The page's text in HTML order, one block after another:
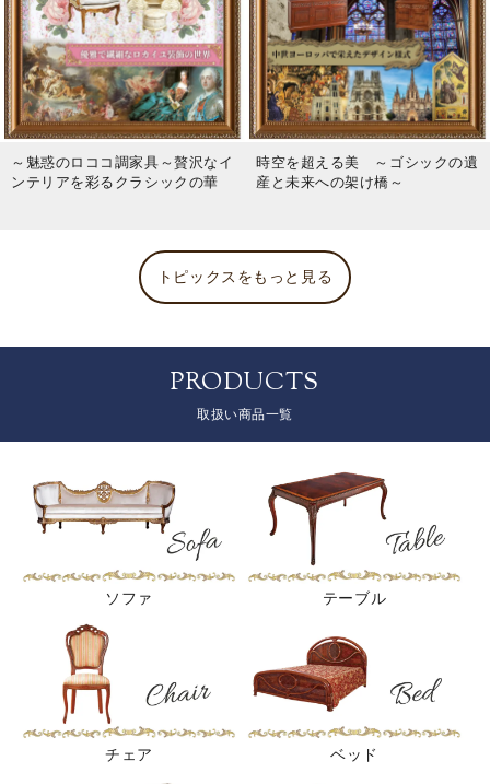
～魅惑のロココ調家具～贅沢なイ
ンテリアを彩るクラシックの華
時空を超える美 ～ゴシックの遺
産と未来への架け橋～
トピックスをもっと見る
PRODUCTS
取扱い商品一覧
ソファ テーブル
チェア ベッド